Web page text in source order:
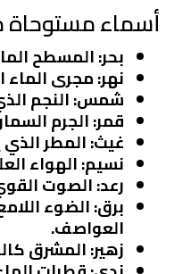
أسماء مستوحاة
بحر: المسطح
نهر: مجرى الماء
شمس: النجم
قمر: الجرم
غيث: المطر الذي
نسيم: الهواء
رعد: الصوت
برق: الضوء
العواصف.
زهير: المشرق